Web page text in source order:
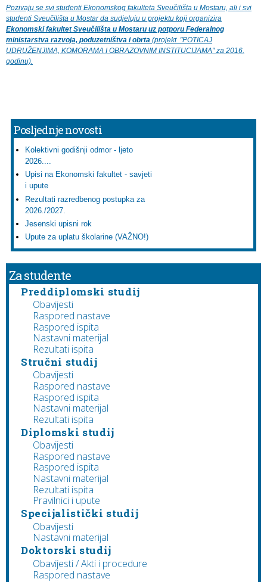
Pozivaju se svi studenti Ekonomskog fakulteta Sveučilišta u Mostaru, ali i svi
studenti Sveučilišta u Mostar da sudjeluju u projektu koji organizira
Ekonomski fakultet Sveučilišta u Mostaru uz potporu Federalnog
ministarstva razvoja, poduzetništva i obrta (projekt "POTICAJ
UDRUŽENJIMA, KOMORAMA I OBRAZOVNIM INSTITUCIJAMA" za 2016.
godinu).
Posljednje novosti
Kolektivni godišnji odmor - ljeto
2026....
Upisi na Ekonomski fakultet - savjeti
i upute
Rezultati razredbenog postupka za
2026./2027.
Jesenski upisni rok
Upute za uplatu školarine (VAŽNO!)
Za studente
Preddiplomski studij
Obavijesti
Raspored nastave
Raspored ispita
Nastavni materijal
Rezultati ispita
Stručni studij
Obavijesti
Raspored nastave
Raspored ispita
Nastavni materijal
Rezultati ispita
Diplomski studij
Obavijesti
Raspored nastave
Raspored ispita
Nastavni materijal
Rezultati ispita
Pravilnici i upute
Specijalistički studij
Obavijesti
Nastavni materijal
Doktorski studij
Obavijesti / Akti i procedure
Raspored nastave